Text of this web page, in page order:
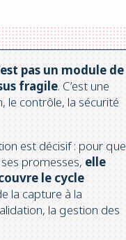
pas un module de
fragile. C’est une
le contrôle, la sécurité
est décisif : pour que
promesses, elle
le cycle
la capture à la
la gestion des